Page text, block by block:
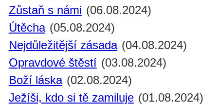
Zůstaň s námi (06.08.2024)
Útěcha (05.08.2024)
Nejdůležitější zásada (04.08.2024)
Opravdové štěstí (03.08.2024)
Boží láska (02.08.2024)
Ježíši, kdo si tě zamiluje (01.08.2024)